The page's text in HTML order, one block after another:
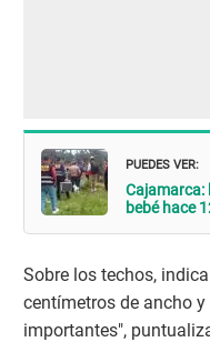
PUEDES VER:
Cajamarca:
bebé hace
Sobre los techos,
centímetros de ancho
importantes",